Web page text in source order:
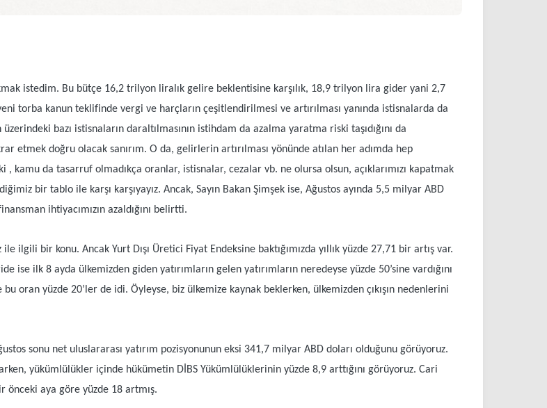
istedim. Bu bütçe 16,2 trilyon liralık gelire beklentisine karşılık, 18,9 trilyon lira gider yani 2,7
torba kanun teklifinde vergi ve harçların çeşitlendirilmesi ve artırılması yanında istisnalarda da
bazı istisnaların daraltılmasının istihdam da azalma yaratma riski taşıdığını da
etmek doğru olacak sanırım. O da, gelirlerin artırılması yönünde atılan her adımda hep
kamu da tasarruf olmadıkça oranlar, istisnalar, cezalar vb. ne olursa olsun, açıklarımızı kapatmak
bir tablo ile karşı karşıyayız. Ancak, Sayın Bakan Şimşek ise, Ağustos ayında 5,5 milyar ABD
ihtiyacımızın azaldığını belirtti.
ilgili bir konu. Ancak Yurt Dışı Üretici Fiyat Endeksine baktığımızda yıllık yüzde 27,71 bir artış var.
ise ilk 8 ayda ülkemizden giden yatırımların gelen yatırımların neredeyse yüzde 50’sine vardığını
oran yüzde 20’ler de idi. Öyleyse, biz ülkemize kaynak beklerken, ülkemizden çıkışın nedenlerini
sonu net uluslararası yatırım pozisyonunun eksi 341,7 milyar ABD doları olduğunu görüyoruz.
yükümlülükler içinde hükümetin DİBS Yükümlülüklerinin yüzde 8,9 arttığını görüyoruz. Cari
önceki aya göre yüzde 18 artmış.